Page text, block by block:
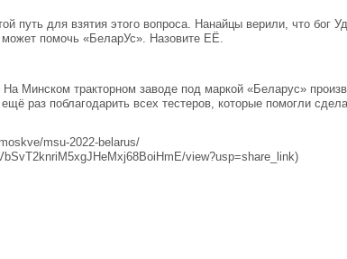
путь для взятия этого вопроса. Нанайцы верили, что бог
помочь «БеларУс». Назовите ЕЁ.
Минском тракторном заводе под маркой «Беларус»
раз поблагодарить всех тестеров, которые помогли
msu-2022-belarus/
view?usp=share_link)